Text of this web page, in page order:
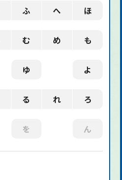
ふ へ ほ
む め も
ゆ よ
る れ ろ
を ん